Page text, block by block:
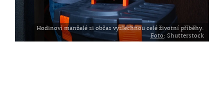
Hodinoví manželé si občas vyslechnou celé životní příběhy.
Foto: Shutterstock